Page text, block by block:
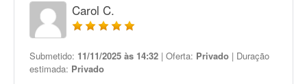
Carol C.
Submetido: 11/11/2025 às 14:32 | Oferta: Privado | Duração
estimada: Privado